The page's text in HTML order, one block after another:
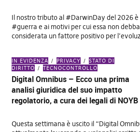
Il nostro tributo al #DarwinDay del 2026
#guerra e ai motivi per cui essa non
considerata un fattore positivo per
IN EVIDENZA PRIVACY
STATO DI
DIRITTO
TECNOCONTROLLO
Digital Omnibus – Ecco una prima
analisi giuridica del suo impatto
regolatorio, a cura dei legali di NOYB
Questa settimana è uscito il “Digital